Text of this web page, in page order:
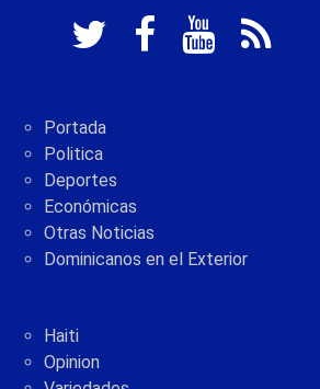
Portada
Politica
Deportes
Económicas
Otras Noticias
Dominicanos en el Exterior
Haiti
Opinion